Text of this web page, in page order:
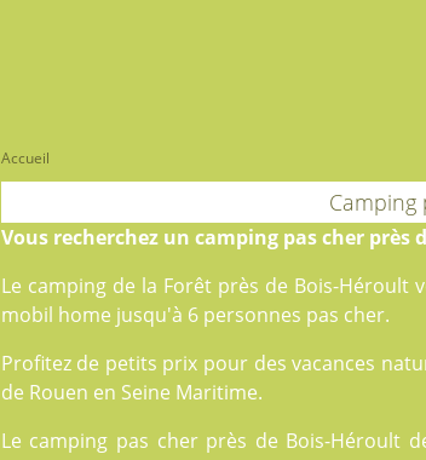
Accueil
Camping
Vous recherchez un camping pas cher près
Le camping de la Forêt près de Bois-Héroult
mobil home jusqu'à 6 personnes pas cher.
Profitez de petits prix pour des vacances
de Rouen en Seine Maritime.
Le camping pas cher près de Bois-Héroult